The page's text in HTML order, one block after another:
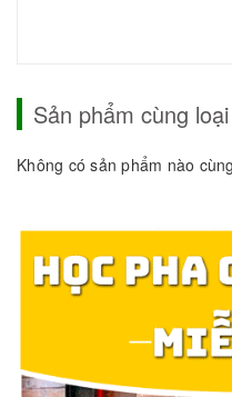
Sản phẩm cùng loại
Không có sản phẩm nào